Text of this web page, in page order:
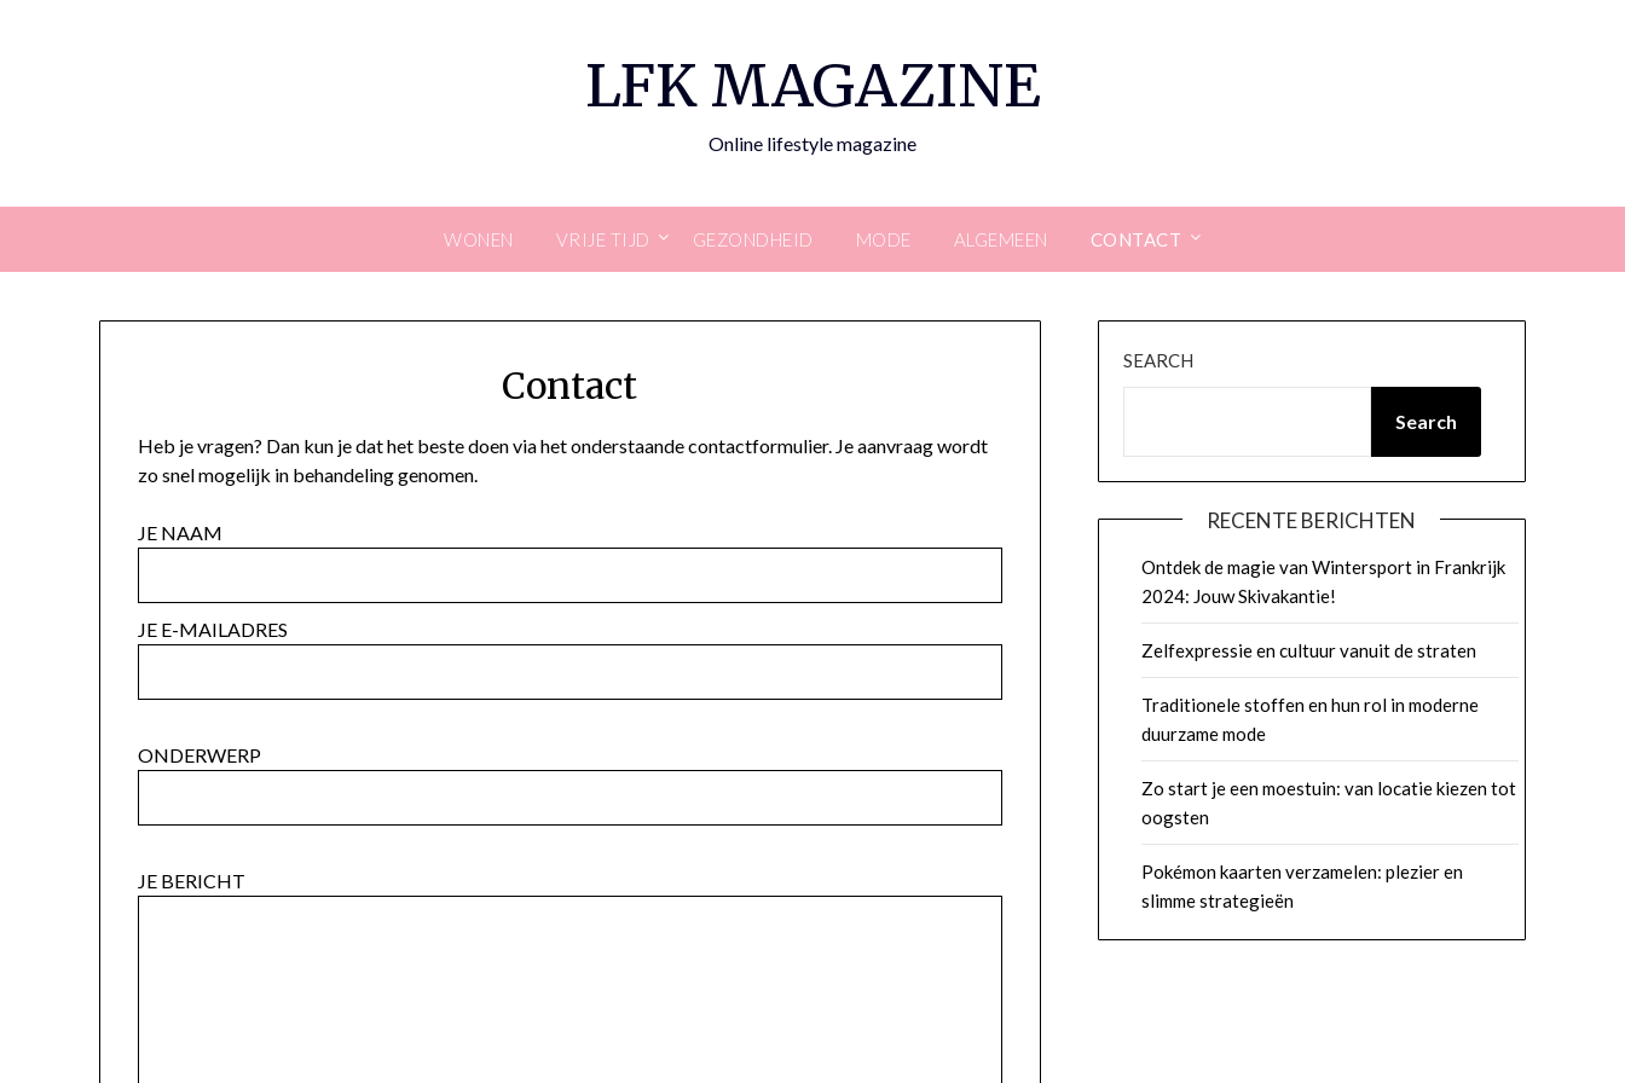
LFK MAGAZINE
Online lifestyle magazine
WONEN VRIJE TIJD GEZONDHEID MODE ALGEMEEN CONTACT
Contact
Heb je vragen? Dan kun je dat het beste doen via het onderstaande contactformulier. Je aanvraag wordt
zo snel mogelijk in behandeling genomen.
JE NAAM
JE E-MAILADRES
ONDERWERP
JE BERICHT
SEARCH
Search
RECENTE BERICHTEN
Ontdek de magie van Wintersport in Frankrijk
2024: Jouw Skivakantie!
Zelfexpressie en cultuur vanuit de straten
Traditionele stoffen en hun rol in moderne
duurzame mode
Zo start je een moestuin: van locatie kiezen tot
oogsten
Pokémon kaarten verzamelen: plezier en
slimme strategieën